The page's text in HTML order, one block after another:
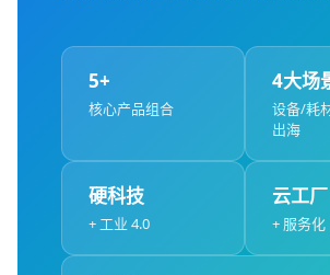
5+
核心产品组合
4大场
设备/耗
出海
硬科技
+ 工业 4.0
云工厂
+ 服务化